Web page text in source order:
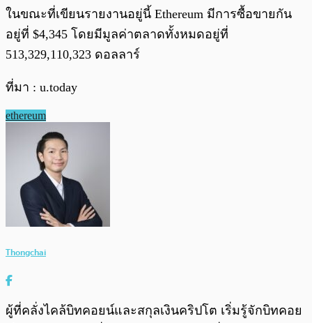
ในขณะที่เขียนรายงานอยู่นี้ Ethereum มีการซื้อขายกัน
อยู่ที่ $4,345 โดยมีมูลค่าตลาดทั้งหมดอยู่ที่
513,329,110,323 ดอลลาร์
ที่มา : u.today
ethereum
Thongchai
ผู้ที่คลั่งไคล้บิทคอยน์และสกุลเงินคริปโต เริ่มรู้จักบิทคอย